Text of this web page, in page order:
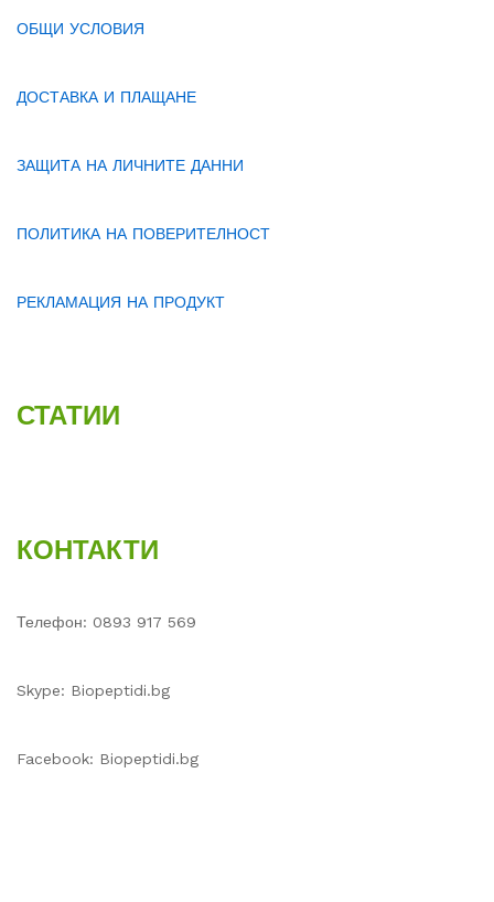
ОБЩИ УСЛОВИЯ
ДОСТАВКА И ПЛАЩАНЕ
ЗАЩИТА НА ЛИЧНИТЕ ДАННИ
ПОЛИТИКА НА ПОВЕРИТЕЛНОСТ
РЕКЛАМАЦИЯ НА ПРОДУКТ
СТАТИИ
КОНТАКТИ
Телефон: 0893 917 569
Skype: Biopeptidi.bg
Facebook: Biopeptidi.bg